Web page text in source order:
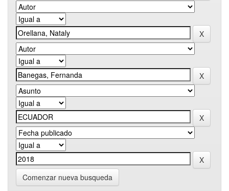
Comenzar nueva busqueda